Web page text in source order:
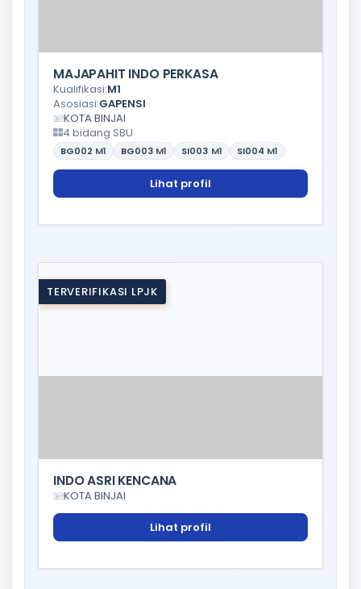
MAJAPAHIT INDO PERKASA
Kualifikasi:M1
Asosiasi:GAPENSI
KOTA BINJAI
4 bidang SBU
BG002 M1 BG003 M1 SI003 M1 SI004 M1
Lihat profil
TERVERIFIKASI LPJK
INDO ASRI KENCANA
KOTA BINJAI
Lihat profil